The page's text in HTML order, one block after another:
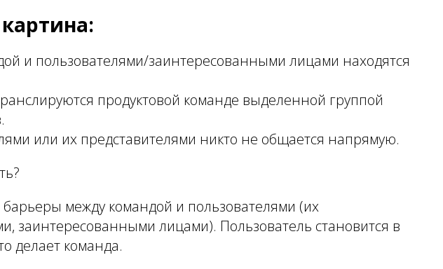
и пользователями/заинтересованными лицами находятся
продуктовой команде выделенной группой
или их представителями никто не общается напрямую.
между командой и пользователями (их
заинтересованными лицами). Пользователь становится в
делает команда.